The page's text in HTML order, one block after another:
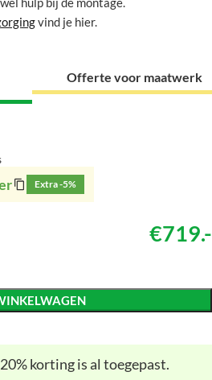
vind je hier.
Offerte voor maatwerk
Extra -5%
€719.-
korting is al toegepast.